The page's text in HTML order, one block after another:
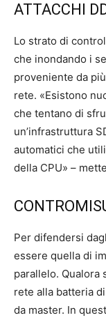
ATTACCHI
Lo strato di
che inondando i
proveniente da
rete. «Esistono
che tentano di
un’infrastruttura
automatici che
della CPU» –
Per difendersi
essere quella di
parallelo. Qualora
rete alla batteria
da master. In